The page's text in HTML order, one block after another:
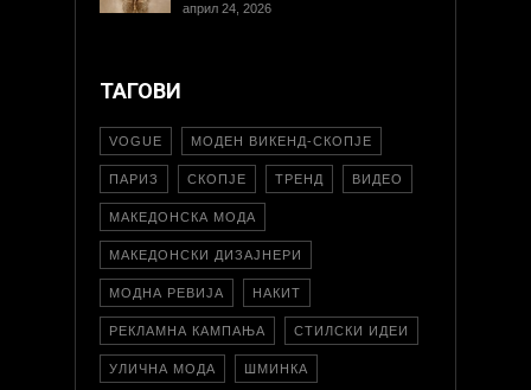
април 24, 2026
ТАГОВИ
VOGUE МОДЕН ВИКЕНД-СКОПЈЕ
ПАРИЗ СКОПЈЕ ТРЕНД ВИДЕО
МАКЕДОНСКА МОДА
МАКЕДОНСКИ ДИЗАЈНЕРИ
МОДНА РЕВИЈА НАКИТ
РЕКЛАМНА КАМПАЊА СТИЛСКИ ИДЕИ
УЛИЧНА МОДА ШМИНКА